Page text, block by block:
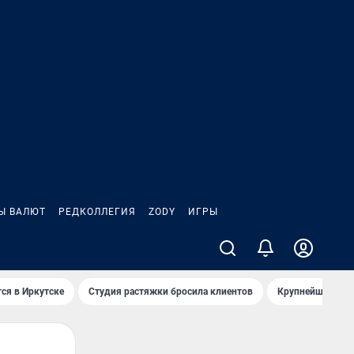
ВАЛЮТ РЕДКОЛЛЕГИЯ ZODY ИГРЫ
в Иркутске Студия растяжки бросила клиентов Крупнейшие